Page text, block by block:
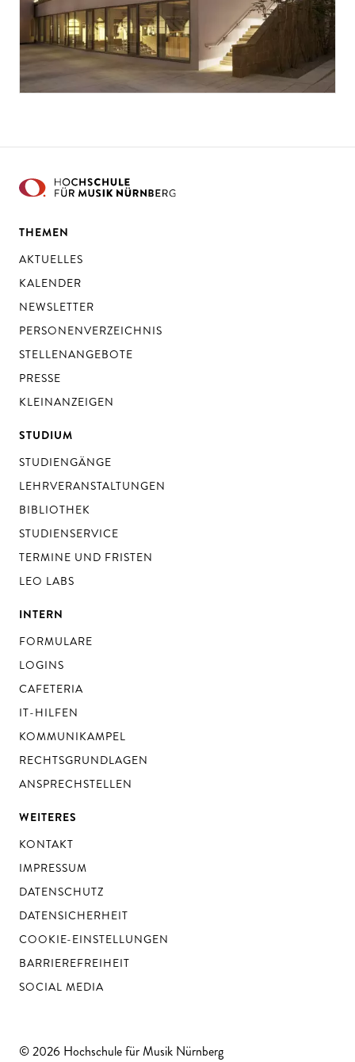
THEMEN
AKTUELLES
KALENDER
NEWSLETTER
PERSONENVERZEICHNIS
STELLENANGEBOTE
PRESSE
KLEINANZEIGEN
STUDIUM
STUDIENGÄNGE
LEHRVERANSTALTUNGEN
BIBLIOTHEK
STUDIENSERVICE
TERMINE UND FRISTEN
LEO LABS
INTERN
FORMULARE
LOGINS
CAFETERIA
IT-HILFEN
KOMMUNIKAMPEL
RECHTSGRUNDLAGEN
ANSPRECHSTELLEN
WEITERES
KONTAKT
IMPRESSUM
DATENSCHUTZ
DATENSICHERHEIT
COOKIE-EINSTELLUNGEN
BARRIEREFREIHEIT
SOCIAL MEDIA
© 2026 Hochschule für Musik Nürnberg